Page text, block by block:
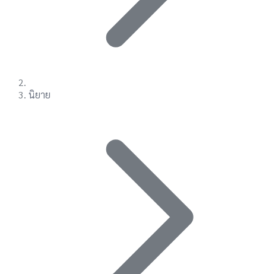
นิยาย